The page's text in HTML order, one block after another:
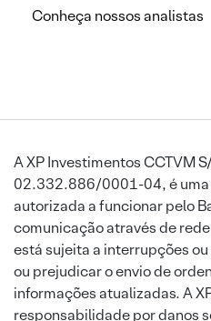
Conheça nossos analistas
A XP Investimentos CCTVM
02.332.886/0001-04, é
autorizada a funcionar pelo
comunicação através de
está sujeita a interrupções
ou prejudicar o envio de
informações atualizadas. A
responsabilidade por danos